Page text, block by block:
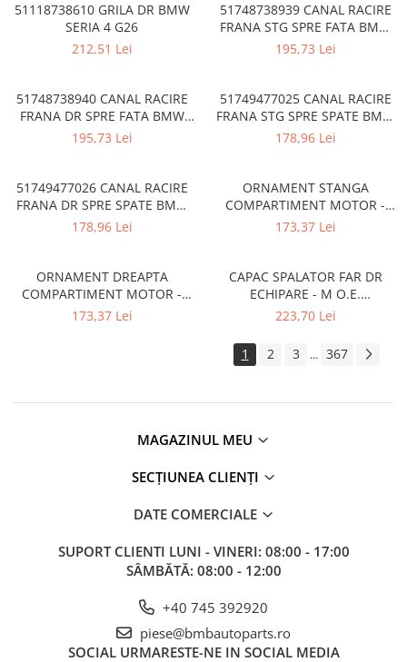
51118738610 GRILA DR BMW
SERIA 4 G26
212,51 Lei
51748738939 CANAL RACIRE
FRANA STG SPRE FATA BMW
SERIA 4 G26
195,73 Lei
51748738940 CANAL RACIRE
FRANA DR SPRE FATA BMW
SERIA 4 G26
195,73 Lei
51749477025 CANAL RACIRE
FRANA STG SPRE SPATE BMW
SERIA 4 G26
178,96 Lei
51749477026 CANAL RACIRE
FRANA DR SPRE SPATE BMW
SERIA 4 G26
178,96 Lei
ORNAMENT STANGA
COMPARTIMENT MOTOR -
PESTE ARIPA A.M.
173,37 Lei
ORNAMENT DREAPTA
COMPARTIMENT MOTOR -
PESTE ARIPA A.M.
173,37 Lei
CAPAC SPALATOR FAR DR
ECHIPARE - M O.E.
51118059938 - BMW X5 F15
223,70 Lei
1 2 3 ... 367
MAGAZINUL MEU
SECȚIUNEA CLIENȚI
DATE COMERCIALE
SUPORT CLIENTI LUNI - VINERI: 08:00 - 17:00
SÂMBĂTĂ: 08:00 - 12:00
+40 745 392920
piese@bmbautoparts.ro
SOCIAL URMARESTE-NE IN SOCIAL MEDIA